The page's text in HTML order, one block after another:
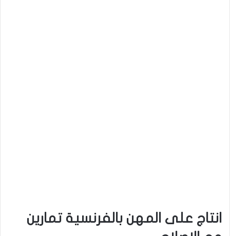
انتاج على المهن بالفرنسية تمارين